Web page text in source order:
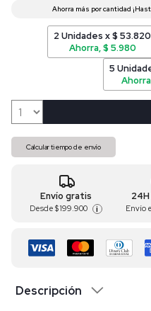
2 Unidades x $ 53.820
Ahorra, $ 5.980
5
Calcular tiempo de envío
Envío gratis
Desde $ 199.900 i Envío
Descripción